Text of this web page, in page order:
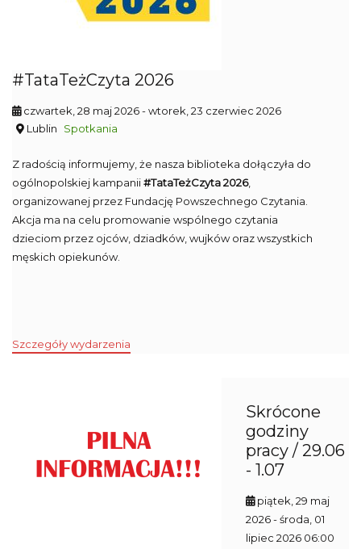
#TataTeżCzyta 2026
czwartek, 28 maj 2026- wtorek, 23 czerwiec 2026
Lublin
Spotkania
Z radością informujemy, że nasza biblioteka dołączyła do
ogólnopolskiej kampanii#TataTeżCzyta 2026,
organizowanej przez Fundację Powszechnego Czytania.
Akcja ma na celu promowanie wspólnego czytania
dzieciom przez ojców, dziadków, wujków oraz wszystkich
męskich opiekunów.
Szczegóły wydarzenia
Skrócone
godziny
pracy / 29.06
- 1.07
piątek, 29 maj
2026- środa, 01
lipiec 2026 06:00